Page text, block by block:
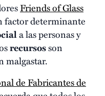
Friends of Glass
factor determinante
a las personas y
recursosson
malgastar.
de Fabricantes de